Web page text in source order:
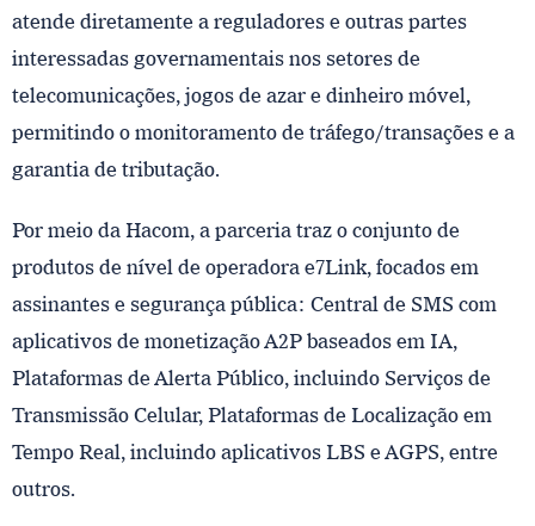
atende diretamente a reguladores e outras partes
interessadas governamentais nos setores de
telecomunicações, jogos de azar e dinheiro móvel,
permitindo o monitoramento de tráfego/transações e a
garantia de tributação.
Por meio da Hacom, a parceria traz o conjunto de
produtos de nível de operadora e7Link, focados em
assinantes e segurança pública: Central de SMS com
aplicativos de monetização A2P baseados em IA,
Plataformas de Alerta Público, incluindo Serviços de
Transmissão Celular, Plataformas de Localização em
Tempo Real, incluindo aplicativos LBS e AGPS, entre
outros.